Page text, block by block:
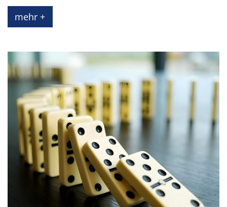
mehr +